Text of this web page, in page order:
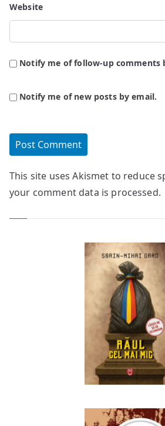
Website
Notify me of follow-up comments
Notify me of new posts by email.
This site uses Akismet to reduce
your comment data is processed.